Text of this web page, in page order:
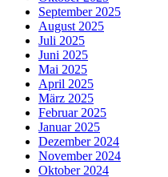
September 2025
August 2025
Juli 2025
Juni 2025
Mai 2025
April 2025
März 2025
Februar 2025
Januar 2025
Dezember 2024
November 2024
Oktober 2024